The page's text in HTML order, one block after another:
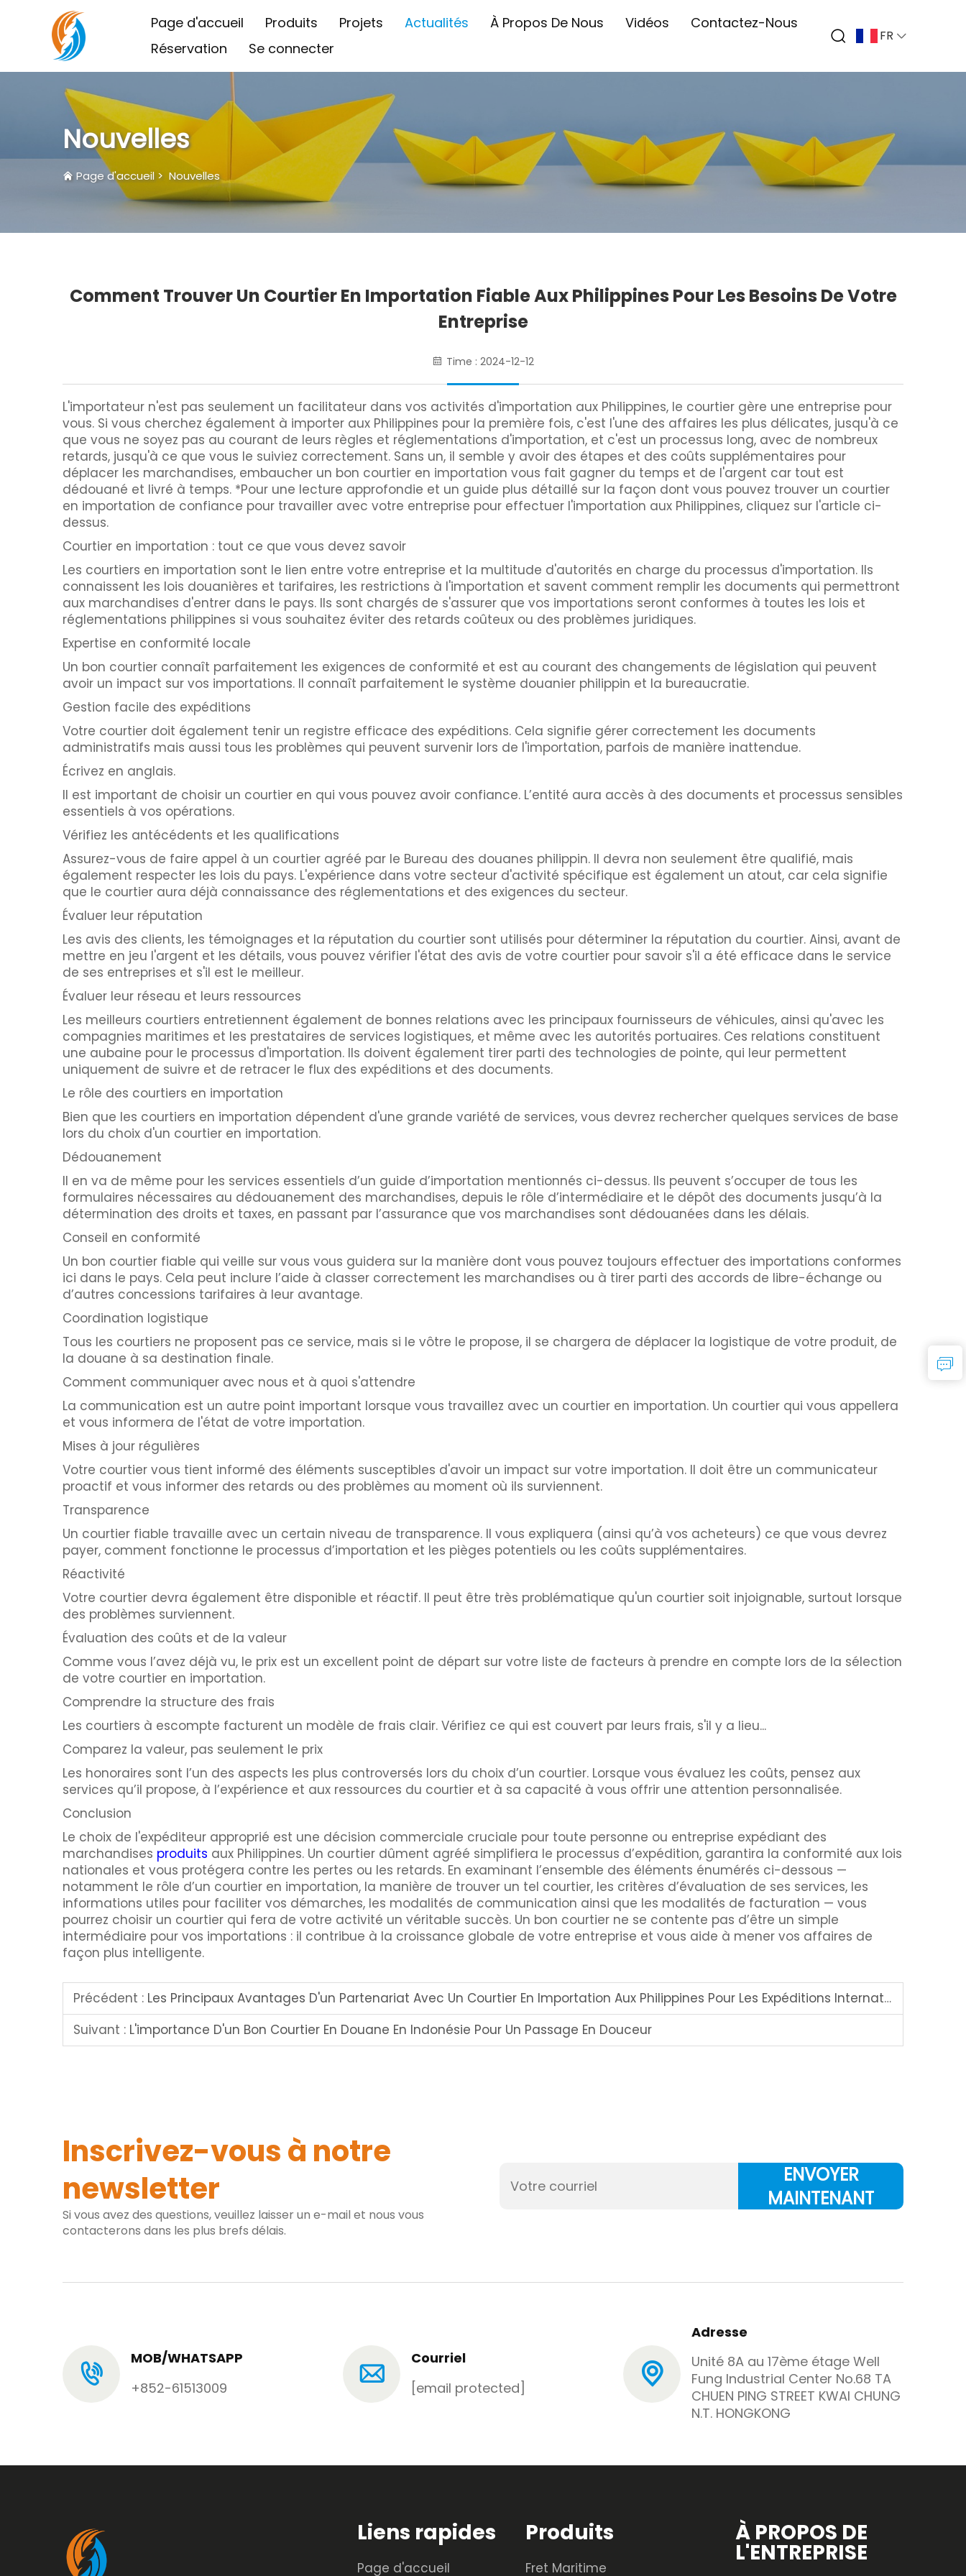
Page d'accueil Produits Projets Actualités À Propos De Nous Vidéos
Contactez-Nous
Réservation
Se connecter
FR
Nouvelles
Page d'accueil> Nouvelles
Comment Trouver Un Courtier En Importation Fiable Aux Philippines Pour Les Besoins De Votre
Entreprise
Time : 2024-12-12
L'importateur n'est pas seulement un facilitateur dans vos activités d'importation aux Philippines, le courtier gère une entreprise pour
vous. Si vous cherchez également à importer aux Philippines pour la première fois, c'est l'une des affaires les plus délicates, jusqu'à ce
que vous ne soyez pas au courant de leurs règles et réglementations d'importation, et c'est un processus long, avec de nombreux
retards, jusqu'à ce que vous le suiviez correctement. Sans un, il semble y avoir des étapes et des coûts supplémentaires pour
déplacer les marchandises, embaucher un bon courtier en importation vous fait gagner du temps et de l'argent car tout est
dédouané et livré à temps. *Pour une lecture approfondie et un guide plus détaillé sur la façon dont vous pouvez trouver un courtier
en importation de confiance pour travailler avec votre entreprise pour effectuer l'importation aux Philippines, cliquez sur l'article ci-
dessus.
Courtier en importation : tout ce que vous devez savoir
Les courtiers en importation sont le lien entre votre entreprise et la multitude d'autorités en charge du processus d'importation. Ils
connaissent les lois douanières et tarifaires, les restrictions à l'importation et savent comment remplir les documents qui permettront
aux marchandises d'entrer dans le pays. Ils sont chargés de s'assurer que vos importations seront conformes à toutes les lois et
réglementations philippines si vous souhaitez éviter des retards coûteux ou des problèmes juridiques.
Expertise en conformité locale
Un bon courtier connaît parfaitement les exigences de conformité et est au courant des changements de législation qui peuvent
avoir un impact sur vos importations. Il connaît parfaitement le système douanier philippin et la bureaucratie.
Gestion facile des expéditions
Votre courtier doit également tenir un registre efficace des expéditions. Cela signifie gérer correctement les documents
administratifs mais aussi tous les problèmes qui peuvent survenir lors de l'importation, parfois de manière inattendue.
Écrivez en anglais.
Il est important de choisir un courtier en qui vous pouvez avoir confiance. L’entité aura accès à des documents et processus sensibles
essentiels à vos opérations.
Vérifiez les antécédents et les qualifications
Assurez-vous de faire appel à un courtier agréé par le Bureau des douanes philippin. Il devra non seulement être qualifié, mais
également respecter les lois du pays. L'expérience dans votre secteur d'activité spécifique est également un atout, car cela signifie
que le courtier aura déjà connaissance des réglementations et des exigences du secteur.
Évaluer leur réputation
Les avis des clients, les témoignages et la réputation du courtier sont utilisés pour déterminer la réputation du courtier. Ainsi, avant de
mettre en jeu l'argent et les détails, vous pouvez vérifier l'état des avis de votre courtier pour savoir s'il a été efficace dans le service
de ses entreprises et s'il est le meilleur.
Évaluer leur réseau et leurs ressources
Les meilleurs courtiers entretiennent également de bonnes relations avec les principaux fournisseurs de véhicules, ainsi qu'avec les
compagnies maritimes et les prestataires de services logistiques, et même avec les autorités portuaires. Ces relations constituent
une aubaine pour le processus d'importation. Ils doivent également tirer parti des technologies de pointe, qui leur permettent
uniquement de suivre et de retracer le flux des expéditions et des documents.
Le rôle des courtiers en importation
Bien que les courtiers en importation dépendent d'une grande variété de services, vous devrez rechercher quelques services de base
lors du choix d'un courtier en importation.
Dédouanement
Il en va de même pour les services essentiels d’un guide d’importation mentionnés ci-dessus. Ils peuvent s’occuper de tous les
formulaires nécessaires au dédouanement des marchandises, depuis le rôle d’intermédiaire et le dépôt des documents jusqu’à la
détermination des droits et taxes, en passant par l’assurance que vos marchandises sont dédouanées dans les délais.
Conseil en conformité
Un bon courtier fiable qui veille sur vous vous guidera sur la manière dont vous pouvez toujours effectuer des importations conformes
ici dans le pays. Cela peut inclure l’aide à classer correctement les marchandises ou à tirer parti des accords de libre-échange ou
d’autres concessions tarifaires à leur avantage.
Coordination logistique
Tous les courtiers ne proposent pas ce service, mais si le vôtre le propose, il se chargera de déplacer la logistique de votre produit, de
la douane à sa destination finale.
Comment communiquer avec nous et à quoi s'attendre
La communication est un autre point important lorsque vous travaillez avec un courtier en importation. Un courtier qui vous appellera
et vous informera de l'état de votre importation.
Mises à jour régulières
Votre courtier vous tient informé des éléments susceptibles d'avoir un impact sur votre importation. Il doit être un communicateur
proactif et vous informer des retards ou des problèmes au moment où ils surviennent.
Transparence
Un courtier fiable travaille avec un certain niveau de transparence. Il vous expliquera (ainsi qu’à vos acheteurs) ce que vous devrez
payer, comment fonctionne le processus d’importation et les pièges potentiels ou les coûts supplémentaires.
Réactivité
Votre courtier devra également être disponible et réactif. Il peut être très problématique qu'un courtier soit injoignable, surtout lorsque
des problèmes surviennent.
Évaluation des coûts et de la valeur
Comme vous l’avez déjà vu, le prix est un excellent point de départ sur votre liste de facteurs à prendre en compte lors de la sélection
de votre courtier en importation.
Comprendre la structure des frais
Les courtiers à escompte facturent un modèle de frais clair. Vérifiez ce qui est couvert par leurs frais, s'il y a lieu...
Comparez la valeur, pas seulement le prix
Les honoraires sont l’un des aspects les plus controversés lors du choix d’un courtier. Lorsque vous évaluez les coûts, pensez aux
services qu’il propose, à l’expérience et aux ressources du courtier et à sa capacité à vous offrir une attention personnalisée.
Conclusion
Le choix de l'expéditeur approprié est une décision commerciale cruciale pour toute personne ou entreprise expédiant des
marchandises produits aux Philippines. Un courtier dûment agréé simplifiera le processus d’expédition, garantira la conformité aux lois
nationales et vous protégera contre les pertes ou les retards. En examinant l’ensemble des éléments énumérés ci-dessous —
notamment le rôle d’un courtier en importation, la manière de trouver un tel courtier, les critères d’évaluation de ses services, les
informations utiles pour faciliter vos démarches, les modalités de communication ainsi que les modalités de facturation — vous
pourrez choisir un courtier qui fera de votre activité un véritable succès. Un bon courtier ne se contente pas d’être un simple
intermédiaire pour vos importations : il contribue à la croissance globale de votre entreprise et vous aide à mener vos affaires de
façon plus intelligente.
Précédent : Les Principaux Avantages D'un Partenariat Avec Un Courtier En Importation Aux Philippines Pour Les Expéditions Internationales
Suivant : L'importance D'un Bon Courtier En Douane En Indonésie Pour Un Passage En Douceur
Inscrivez-vous à notre
newsletter
Si vous avez des questions, veuillez laisser un e-mail et nous vous
contacterons dans les plus brefs délais.
ENVOYER
MAINTENANT
MOB/WHATSAPP
+852-61513009
Courriel
[email protected]
Adresse
Unité 8A au 17ème étage Well
Fung Industrial Center No.68 TA
CHUEN PING STREET KWAI CHUNG
N.T. HONGKONG
Liens rapides
Page d'accueil
Produits
Fret Maritime
À PROPOS DE
L'ENTREPRISE